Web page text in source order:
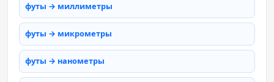
футы → миллиметры
футы → микрометры
футы → нанометры